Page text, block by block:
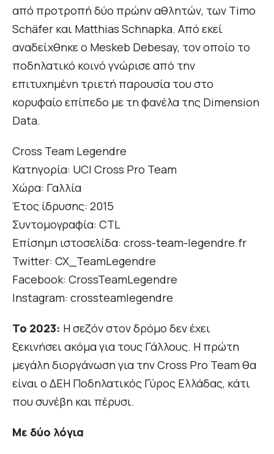
από προτροπή δύο πρώην αθλητών, των Timo
Schäfer και Matthias Schnapka. Από εκεί
αναδείχθηκε ο Meskeb Debesay, τον οποίο το
ποδηλατικό κοινό γνώρισε από την
επιτυχημένη τριετή παρουσία του στο
κορυφαίο επίπεδο με τη φανέλα της Dimension
Data.
Cross Team Legendre
Κατηγορία: UCI Cross Pro Team
Χώρα: Γαλλία
Έτος ίδρυσης: 2015
Συντομογραφία: CTL
Επίσημη ιστοσελίδα: cross-team-legendre.fr
Twitter: CX_TeamLegendre
Facebook: CrossTeamLegendre
Instagram: crossteamlegendre
Το 2023: H σεζόν στον δρόμο δεν έχει
ξεκινήσει ακόμα για τους Γάλλους. Η πρώτη
μεγάλη διοργάνωση για την Cross Pro Team θα
είναι ο ΔΕΗ Ποδηλατικός Γύρος Ελλάδας, κάτι
που συνέβη και πέρυσι.
Με δύο λόγια